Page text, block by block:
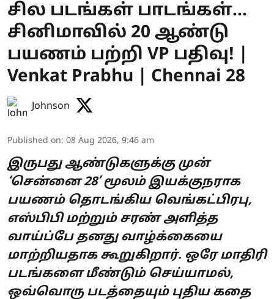
சில படங்கள் பாடங்கள்...
சினிமாவில் 20 ஆண்டு
பயணம் பற்றி VP பதிவு! |
Venkat Prabhu | Chennai 28
Johnson
Published on: 08 Aug 2026, 9:46 am
இருபது ஆண்டுகளுக்கு முன்
‘சென்னை 28’ மூலம் இயக்குநராக
பயணம் தொடங்கிய வெங்கட்பிரபு,
எஸ்பிபி மற்றும் சரண் அளித்த
வாய்ப்பே தனது வாழ்க்கையை
மாற்றியதாக கூறுகிறார். ஒரே மாதிரி
படங்களை மீண்டும் செய்யாமல்,
ஒவ்வொரு படத்தையும் புதிய கதை